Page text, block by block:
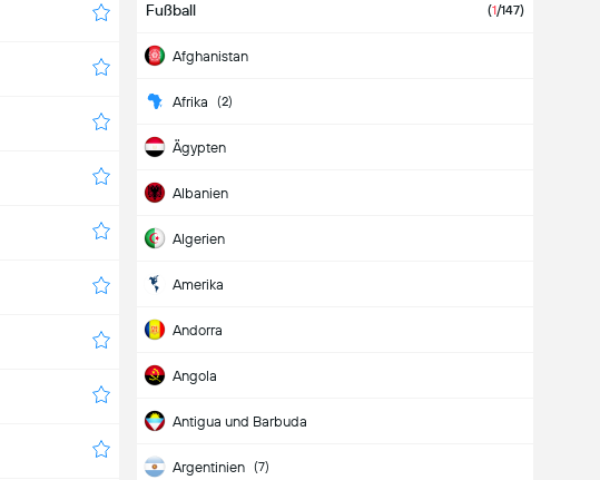
Fußball (1/147)
Afghanistan
Afrika (2)
Ägypten
Albanien
Algerien
Amerika
Andorra
Angola
Antigua und Barbuda
Argentinien (7)